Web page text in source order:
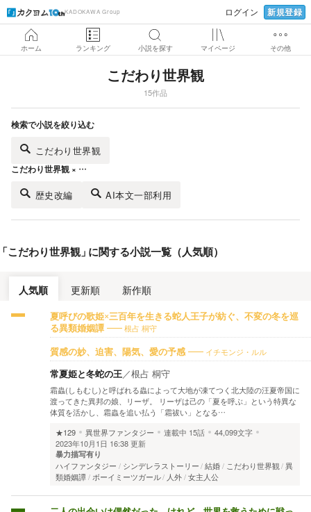
KADOKAWA Group ログイン 新規登録
ホーム ランキング 小説を探す マイページ その他
こだわり世界観
15作品
検索で小説を絞り込む
こだわり世界観
こだわり世界観 × …
歴史改編 AI本文一部利用
こだわり世界観」に関する小説一覧（人気順）
人気順 更新順 新作順
夏呼びの歌姫×三百年を生きる蛇人王子が紡ぐ、不変の冬を巡
る異類婚姻譚
根占 桐守
質感の妙、迫害、陽気、愛の予感 イチモンジ・ルル
常夏姫と冬蛇の王／根占 桐守
霜蟲(しもむし)と呼ばれる蟲によって大地が凍てつく北大陸の汪夏帝国に
渡ってきた異邦の娘、リーザ。 リーザは己の「夏を呼ぶ」という特異な
体質を活かし、霜蟲を追い払う「霜祓い」となる…
★129
異世界ファンタジー 連載中 15話
44,099文字
2023年10月1日 16:38 更新
暴力描写有り
ハイファンタジー シンデレラストーリー 結婚 こだわり世界観 異
類婚姻譚 ボーイミーツガール 人外 女主人公